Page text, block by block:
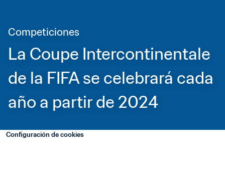
Competiciones
La Coupe Intercontinentale
de la FIFA se celebrará cada
año a partir de 2024
Configuración de cookies